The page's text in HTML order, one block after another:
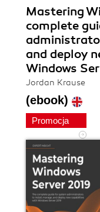
Mastering
complete
and deploy
Windows
Jordan Krause
(ebook)
Promocja